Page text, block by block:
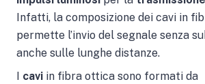
Infatti, la composizione dei cavi in
permette l’invio del segnale senza
anche sulle lunghe distanze.
cavi in fibra ottica sono formati da